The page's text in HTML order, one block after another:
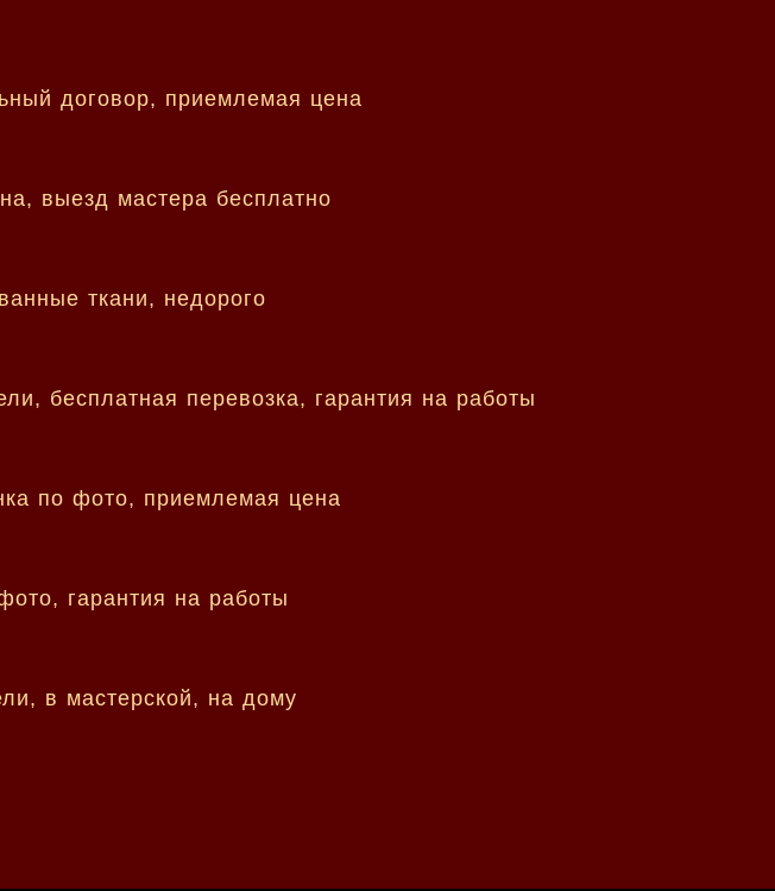
договор, приемлемая цена
выезд мастера бесплатно
ткани, недорого
бесплатная перевозка, гарантия на работы
по фото, приемлемая цена
гарантия на работы
в мастерской, на дому